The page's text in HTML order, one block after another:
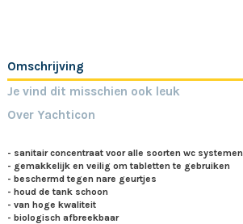
Omschrijving
Je vind dit misschien ook leuk
Over Yachticon
- sanitair concentraat voor alle soorten wc systemen
- gemakkelijk en veilig om tabletten te gebruiken
- beschermd tegen nare geurtjes
- houd de tank schoon
- van hoge kwaliteit
- biologisch afbreekbaar